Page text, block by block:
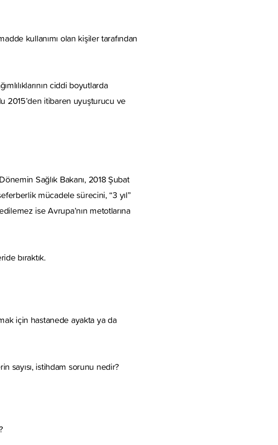
kullanımı olan kişiler tarafından
ciddi boyutlarda
2015’den itibaren uyuşturucu ve
Sağlık Bakanı, 2018 Şubat
mücadele sürecini, “3 yıl”
ise Avrupa’nın metotlarına
bıraktık.
için hastanede ayakta ya da
sayısı, istihdam sorunu nedir?